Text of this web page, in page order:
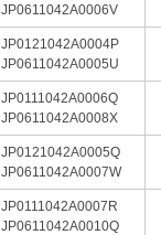
JP0611042A0006V
JP0121042A0004P
JP0611042A0005U
JP0111042A0006Q
JP0611042A0008X
JP0121042A0005Q
JP0611042A0007W
JP0111042A0007R
JP0611042A0010Q